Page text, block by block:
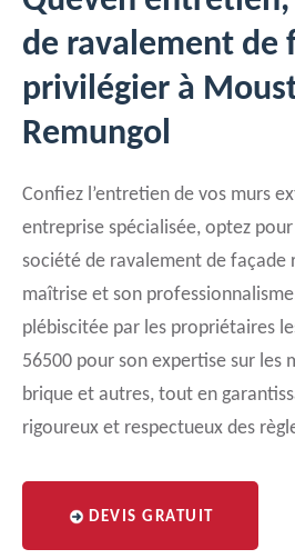
de ravalement de
privilégier à
Remungol
Confiez l’entretien de vos murs
entreprise spécialisée, optez
société de ravalement de façade
maîtrise et son
plébiscitée par les propriétaires
56500 pour son expertise sur les
brique et autres, tout en
rigoureux et respectueux des
DEVIS GRATUIT